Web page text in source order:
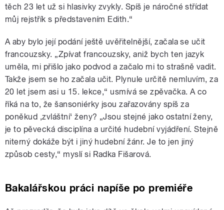
těch 23 let už si hlasivky zvykly. Spíš je náročné střídat
můj rejstřík s představením Edith.“
A aby bylo její podání ještě uvěřitelnější, začala se učit
francouzsky. „Zpívat francouzsky, aniž bych ten jazyk
uměla, mi přišlo jako podvod a začalo mi to strašně vadit.
Takže jsem se ho začala učit. Plynule určitě nemluvím, za
20 let jsem asi u 15. lekce,“ usmívá se zpěvačka. A co
říká na to, že šansoniérky jsou zařazovány spíš za
poněkud ‚zvláštní‘ ženy? „Jsou stejné jako ostatní ženy,
je to pěvecká disciplína a určité hudební vyjádření. Stejně
niterný dokáže být i jiný hudební žánr. Je to jen jiný
způsob cesty,“ myslí si Radka Fišarová.
Bakalářskou práci napíše po premiéře